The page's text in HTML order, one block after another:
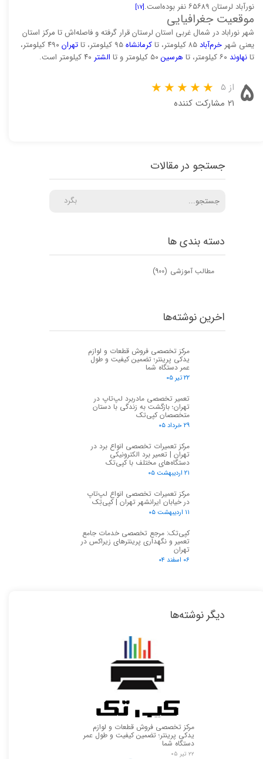
نورآباد لرستان ۶۵۶۸۹ نفر بوده‌است.
[۱۷]
موقعیت جغرافیایی
شهر نوراباد در شمال غربی استان لرستان قرار گرفته و فاصله‌اش تا مرکز استان
یعنی شهر خرم‌آباد کرمانشاه تهران
۴۹۰ کیلومتر،
تانهاوند هرسین۵۰ کیلومتر و تا الشتر
۵ از ۵
۲۱ مشارکت کننده
دسته بندی ها
مطالب آموزشی (۹۰۰)
جستجو در مقالات
بگرد
اخرین نوشته‌ها
مرکز تخصصی فروش قطعات و لوازم
یدکی پرینتر؛ تضمین کیفیت و طول
عمر دستگاه شما
۲۲ تیر ۰۵
تعمیر تخصصی مادربرد لپ‌تاپ در
تهران؛ بازگشت به زندگی با دستان
متخصصان کپی‌تک
۲۹ خرداد ۰۵
مرکز تعمیرات تخصصی انواع برد در
تهران | تعمیر برد الکترونیکی
دستگاه‌های مختلف با کپی‌تک
۲۱ اردیبهشت ۰۵
مرکز تعمیرات تخصصی انواع لپ‌تاپ
در خیابان ایرانشهر تهران | کپی‌تِک
۱۱ اردیبهشت ۰۵
کپی‌تک: مرجع تخصصی خدمات جامع
تعمیر و نگهداری پرینترهای زیراکس در
تهران
۰۶ اسفند ۰۴
دیگر نوشته‌ها
مرکز تخصصی فروش قطعات و لوازم
یدکی پرینتر؛ تضمین کیفیت و طول عمر
دستگاه شما
۲۲ تیر ۰۵